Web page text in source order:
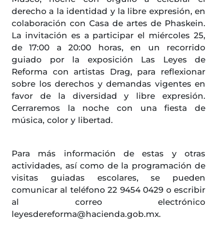
derecho a la identidad y la libre expresión, en
colaboración con Casa de artes de Phaskein.
La invitación es a participar el miércoles 25,
de 17:00 a 20:00 horas, en un recorrido
guiado por la exposición Las Leyes de
Reforma con artistas Drag, para reflexionar
sobre los derechos y demandas vigentes en
favor de la diversidad y libre expresión.
Cerraremos la noche con una fiesta de
música, color y libertad.
Para más información de estas y otras
actividades, así como de la programación de
visitas guiadas escolares, se pueden
comunicar al teléfono 22 9454 0429 o escribir
al correo electrónico
leyesdereforma@hacienda.gob.mx.